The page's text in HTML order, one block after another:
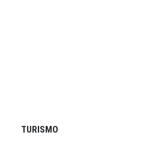
TURISMO